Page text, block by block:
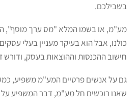
בשבילכם.
מע"מ, או בשמו המלא "מס ערך מוסף",
כולנו, אבל הוא בעיקר מעניין בעלי
חישוב ההכנסות וההוצאות בעסק, ודורש
גם על אנשים פרטיים המע"מ משפיע,
שאנו רוכשים חל מע"מ, דבר המשפיע על